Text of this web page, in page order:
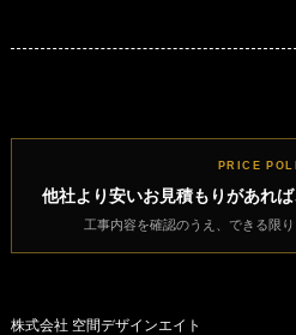
PRICE
他社より安いお見積もりがあれば
工事内容を確認のうえ、できる限
株式会社 空間デザインエイト